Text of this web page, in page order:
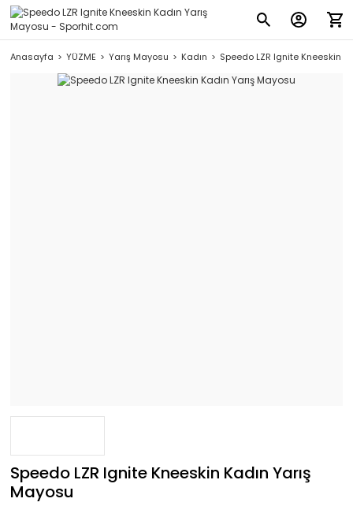
Anasayfa YÜZME Yarış Mayosu Kadın Speedo LZR Ignite Kneeskin
Speedo LZR Ignite Kneeskin Kadın Yarış
Mayosu